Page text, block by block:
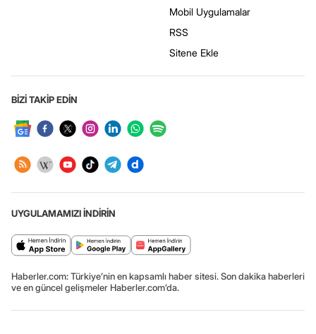
Mobil Uygulamalar
RSS
Sitene Ekle
BİZİ TAKİP EDİN
UYGULAMAMIZI İNDİRİN
Haberler.com: Türkiye’nin en kapsamlı haber sitesi. Son dakika haberleri
ve en güncel gelişmeler Haberler.com’da.